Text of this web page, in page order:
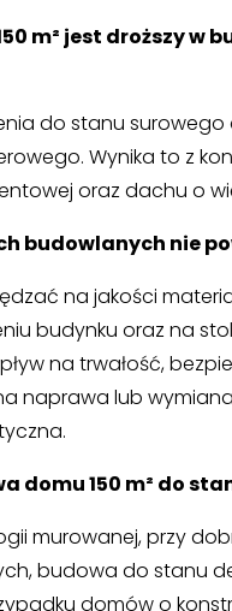
m² jest droższy w
do stanu
Wynika to z
oraz dachu o
budowlanych nie
na jakości
budynku oraz na
na trwałość,
naprawa lub wymiana
domu 150 m² do
murowanej, przy
budowa do stanu
domów o